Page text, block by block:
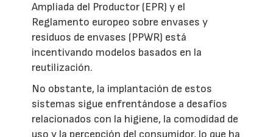
Ampliada del Productor (EPR) y el
Reglamento europeo sobre envases y
residuos de envases (PPWR) está
incentivando modelos basados en la
reutilización.
No obstante, la implantación de estos
sistemas sigue enfrentándose a desafíos
relacionados con la higiene, la comodidad de